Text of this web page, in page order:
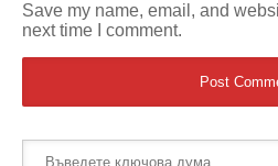
Save my name, email, and
next time I comment.